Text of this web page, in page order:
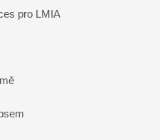
pro LMIA